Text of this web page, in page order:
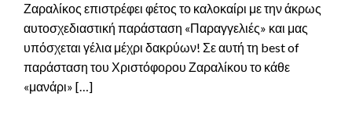
Ζαραλίκος επιστρέφει φέτος το καλοκαίρι με την άκρως
αυτοσχεδιαστική παράσταση «Παραγγελιές» και μας
υπόσχεται γέλια μέχρι δακρύων! Σε αυτή τη best of
παράσταση του Χριστόφορου Ζαραλίκου το κάθε
«μανάρι» […]